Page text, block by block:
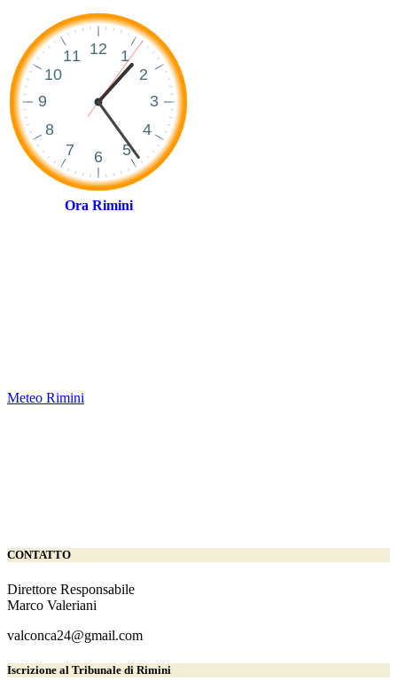
Ora Rimini
Meteo Rimini
CONTATTO
Direttore Responsabile
Marco Valeriani
valconca24@gmail.com
Iscrizione al Tribunale di Rimini